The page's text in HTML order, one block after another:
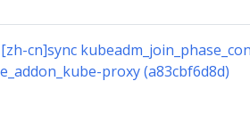
[zh-cn]sync
proxy (a83cbf6d8d)